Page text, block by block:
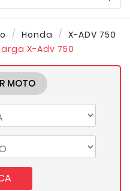
Honda
X-ADV 750
X-Adv 750
MOTO